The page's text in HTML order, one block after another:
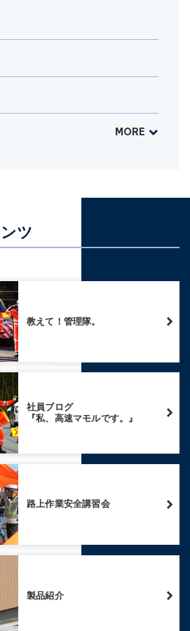
MORE
ツ
教えて！管理隊。
社員ブログ
『私、高速マモルです。』
路上作業安全講習会
製品紹介